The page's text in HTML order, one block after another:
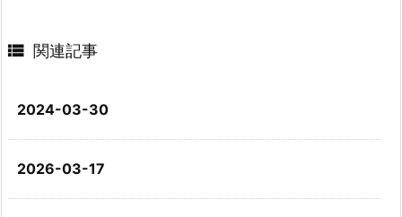
 関連記事
2024-03-30
2026-03-17